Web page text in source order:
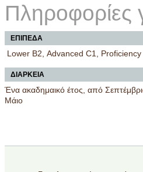
Πληροφορίες
ΕΠΙΠΕΔΑ
Lower Β2, Advanced C1, Proficiency
ΔΙΑΡΚΕΙΑ
Ένα ακαδημαικό έτος, από
Μάιο